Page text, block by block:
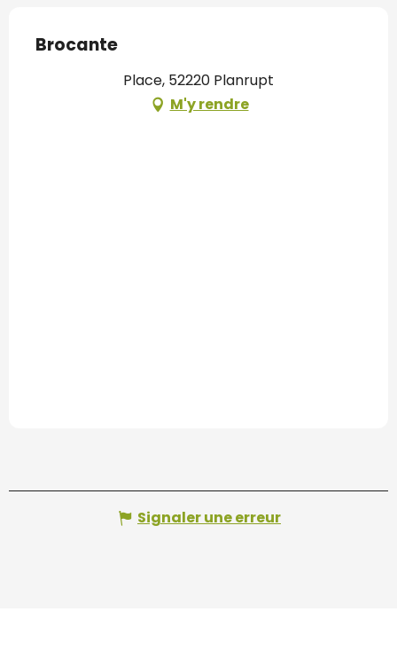
Brocante
Place, 52220 Planrupt
M'y rendre
Signaler une erreur